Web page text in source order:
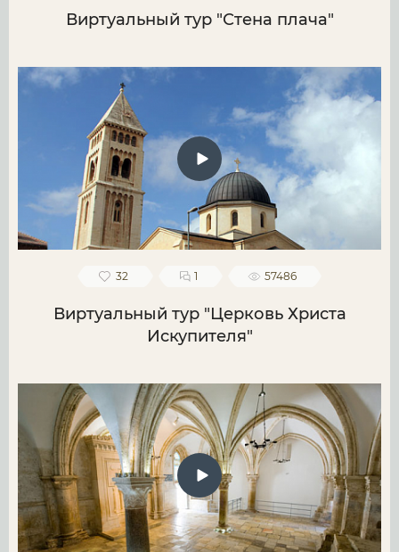
Виртуальный тур "Стена плача"
32 1 57486
Виртуальный тур "Церковь Христа
Искупителя"